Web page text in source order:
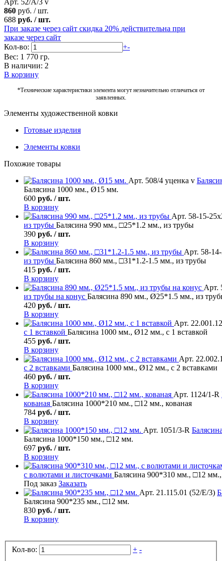
Арт. 52/А/3 v
860 руб. /шт.
688 руб. /шт.
При заказе через сайт скидка 20% действительна при
заказе через сайт
Кол-во:
+-
Вес: 1 770 гр.
В наличии: 2
В корзину
*Технические характеристики элемента могут незначительно отличаться от
заявленных.
Элементы художественной ковки
Готовые изделия
Элементы ковки
Похожие товары
Арт. 508/4 уценка v
Балясина 1000 мм., Ø15 мм.
600 руб. / шт.
В корзину
Арт. 58-15-
из трубы Балясина 990 мм., □25*1.2 мм., из трубы
390 руб. / шт.
В корзину
Арт. 58-
из трубы Балясина 860 мм., □31*1.2-1.5 мм., из трубы
415 руб. / шт.
В корзину
Арт.
из трубы на конус Балясина 890 мм., Ø25*1.5 мм., из
420 руб. / шт.
В корзину
Арт. 22.001.12
с 1 вставкой Балясина 1000 мм., Ø12 мм., с 1 вставкой
455 руб. / шт.
В корзину
Арт.
с 2 вставками Балясина 1000 мм., Ø12 мм., с 2 вставками
460 руб. / шт.
В корзину
Арт. 1124/1-R
кованая Балясина 1000*210 мм., □12 мм., кованая
784 руб. / шт.
В корзину
Арт. 1051/3-R
Балясина 1000*150 мм., □12 мм.
697 руб. / шт.
В корзину
с волютами и листочками Балясина 900*310 мм., □12
Под заказ Заказать
Арт. 21.115.01 (52/Е/3)
Балясина 900*235 мм., □12 мм.
830 руб. / шт.
В корзину
Кол-во: + -